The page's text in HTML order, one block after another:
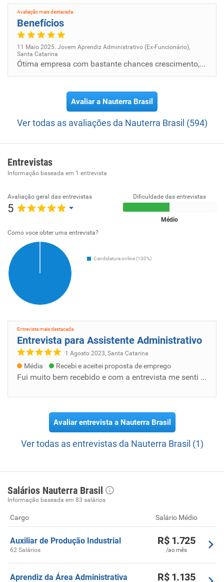
Avaliação mais destacada
Benefícios
11 Maio 2025. Jovem Aprendiz Administrativo (Ex-Funcionário),
Santa Catarina
Ótima empresa com bastante chances crescimento, com ótimas pessoas ao seu lado
Avaliar a Nauterra Brasil
Ver todas as avaliações da Nauterra Brasil (594)
Entrevistas
Informação baseada em 1 entrevista
Avaliação geral das entrevistas
5
Dificuldade das entrevistas
Médio
Como voce obter uma entrevista?
Candidatura online (100%)
Entrevista mais destacada
Entrevista para Assistente Administrativo
1 Agosto 2023, Santa Catarina
Média Recebi e aceitei proposta de emprego
Fui muito bem recebido e com a entrevista me senti por dentro da empresa. Destaco a cordialidade e clareza do recrutador. Me senti seguro e...
Avaliar entrevista a Nauterra Brasil
Ver todas as entrevistas da Nauterra Brasil (1)
Salários Nauterra Brasil
Informação baseada em 83 salários
Cargo Salário Médio
Auxiliar de Produção Industrial
62 Salários
R$ 1.725
/ao mês
Aprendiz da Área Administrativa R$ 1.135